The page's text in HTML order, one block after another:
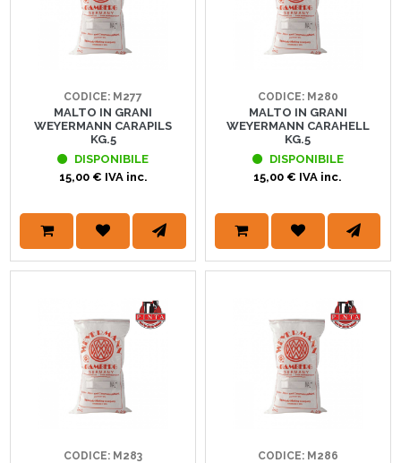
CODICE: M277
MALTO IN GRANI
WEYERMANN CARAPILS
KG.5
DISPONIBILE
15,00 € IVA inc.
CODICE: M280
MALTO IN GRANI
WEYERMANN CARAHELL
KG.5
DISPONIBILE
15,00 € IVA inc.
CODICE: M283 CODICE: M286